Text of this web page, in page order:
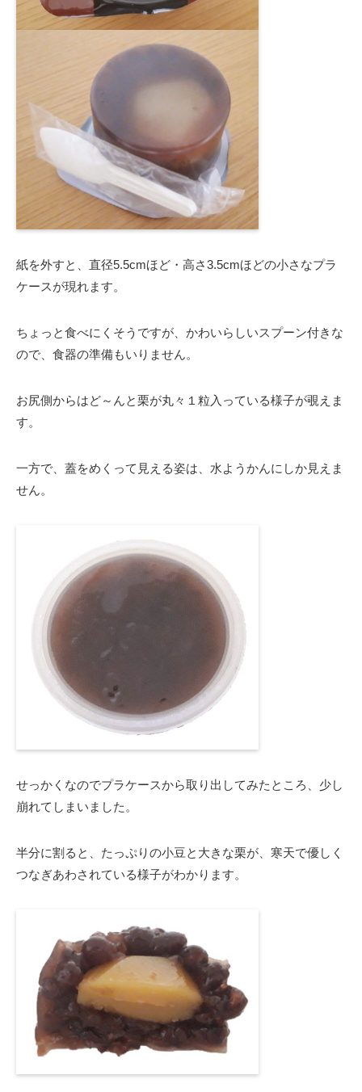
紙を外すと、直径5.5cmほど・高さ3.5cmほどの小さなプラ
ケースが現れます。
ちょっと食べにくそうですが、かわいらしいスプーン付きな
ので、食器の準備もいりません。
お尻側からはど～んと栗が丸々１粒入っている様子が覗えま
す。
一方で、蓋をめくって見える姿は、水ようかんにしか見えま
せん。
せっかくなのでプラケースから取り出してみたところ、少し
崩れてしまいました。
半分に割ると、たっぷりの小豆と大きな栗が、寒天で優しく
つなぎあわされている様子がわかります。